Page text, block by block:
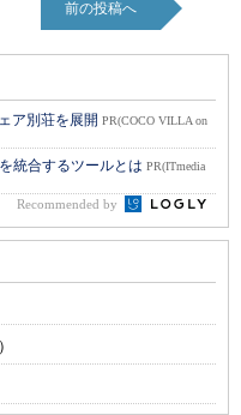
前の投稿へ
ア別荘を展開 PR(COCO VILLA on
統合するツールとは PR(ITmedia
Recommended by